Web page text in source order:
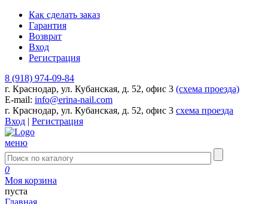
Как сделать заказ
Гарантия
Возврат
Вход
Регистрация
8 (918) 974-09-84
г. Краснодар, ул. Кубанская, д. 52, офис 3 (схема проезда)
E-mail: info@erina-nail.com
г. Краснодар, ул. Кубанская, д. 52, офис 3 схема проезда
Вход | Регистрация
меню
0
Моя корзина
пуста
Главная